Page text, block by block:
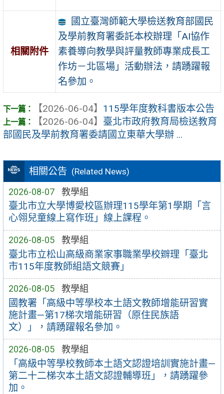
相關公告 (Related News)
2026-08-07 教學組
臺北市立大學博愛校區辦理115學年第1學期「言
心翎兒童線上寫作班」線上課程。
2026-08-05 教學組
臺北市立松山高級商業家事職業學校辧理「臺北
市115年度教師組語文競賽」
2026-08-05 教學組
國教署「高級中等學校本土語文教師增能研習實
施計畫—第17梯次增能研習（原住民族語
文）」，請踴躍報名參加。
2026-08-05 教學組
「高級中等學校教師本土語文認證培訓實施計畫—
第二十二梯次本土語文認證輔導班」，請踴躍參
加。
相關附件
國立臺灣師範大學檢送教育部國民
及學前教育署委託本校辦理「AI協作
素養導向教學與評量教師專業成長工
作坊－北區場」活動辦法，請踴躍報
名參加。
【2026-06-04】 115學年度教科書版本公告
【2026-06-04】 臺北市政府教育局檢送教育
部國民及學前教育署委請國立東華大學辦 ...